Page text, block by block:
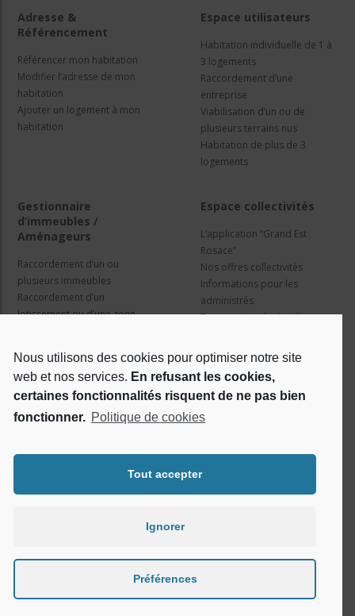
Nous utilisons des cookies pour optimiser notre site
web et nos services. En refusant les cookies,
certaines fonctionnalités risquent de ne pas bien
fonctionner. Politique de cookies
Tout accepter
Ignorer
Préférences
Adresse &
Référencement
Référencer mon habitation
Modifier l’adresse de mon
habitation
Ajouter un logement à mon
habitation
Espace utilisateurs
Habitation individuelle de 1 à
3 logements
Raccordement d’une
entreprise
Viabilisation d’un ou de
plusieurs terrains nus
Habitation de plus de 3
logements
Gestionnaire
d’immeubles /
Aménageurs
Raccordement d’un ou
plusieurs immeubles
Raccordement d’un
lotissement ou d’une zone
Espace collectivités
L’application “Grand Est
Rosace”
Nos offres collectivités
Informations pour les
administrés
Travaux et cadre juridique
Qui sommes nous ?
Le projet Rosace
Réseaux sociaux